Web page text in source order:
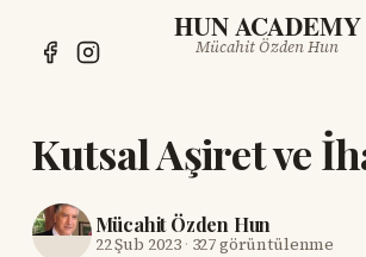
HUN ACADEMY
Mücahit Özden Hun
Kutsal Aşiret ve
Mücahit Özden Hun
22 Şub 2023· 327 görüntülenme